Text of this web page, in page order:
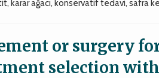
karar ağacı, konservatif tedavi, safra
or surgery
selection